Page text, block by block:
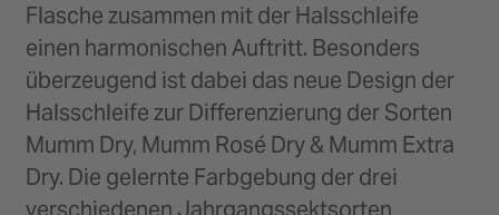
Flasche zusammen mit der Halsschleife
einen harmonischen Auftritt. Besonders
überzeugend ist dabei das neue Design der
Halsschleife zur Differenzierung der Sorten
Mumm Dry, Mumm Rosé Dry & Mumm Extra
Dry. Die gelernte Farbgebung der drei